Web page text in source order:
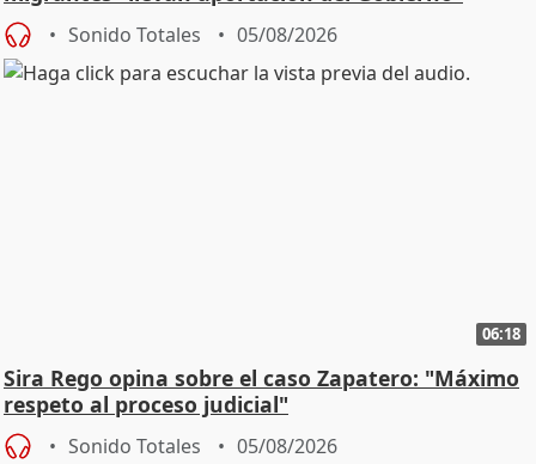
central
Sonido Totales 05/08/2026
06:18
Sira Rego opina sobre el caso Zapatero: "Máximo
respeto al proceso judicial"
Sonido Totales 05/08/2026